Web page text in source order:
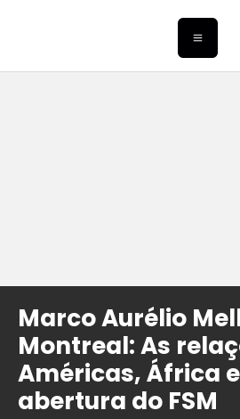
Marco Aurélio
Montreal: As
Américas, África
abertura do FSM